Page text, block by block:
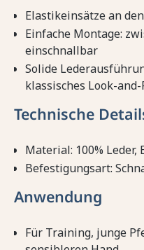
Elastikeinsätze an
Einfache Montage:
einschnallbar
Solide
klassisches Look-and-
Technische
Material: 100% Leder,
Befestigungsart:
Anwendung
Für Training, junge